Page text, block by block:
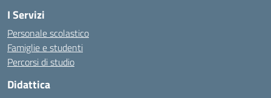
I Servizi
Personale scolastico
Famiglie e studenti
Percorsi di studio
Didattica